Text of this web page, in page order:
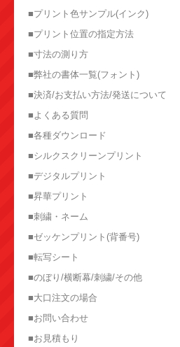
■プリント色サンプル(インク)
■プリント位置の指定方法
■寸法の測り方
■弊社の書体一覧(フォント)
■決済/お支払い方法/発送について
■よくある質問
■各種ダウンロード
■シルクスクリーンプリント
■デジタルプリント
■昇華プリント
■刺繍・ネーム
■ゼッケンプリント(背番号)
■転写シート
■のぼり/横断幕/刺繍/その他
■大口注文の場合
■お問い合わせ
■お見積もり